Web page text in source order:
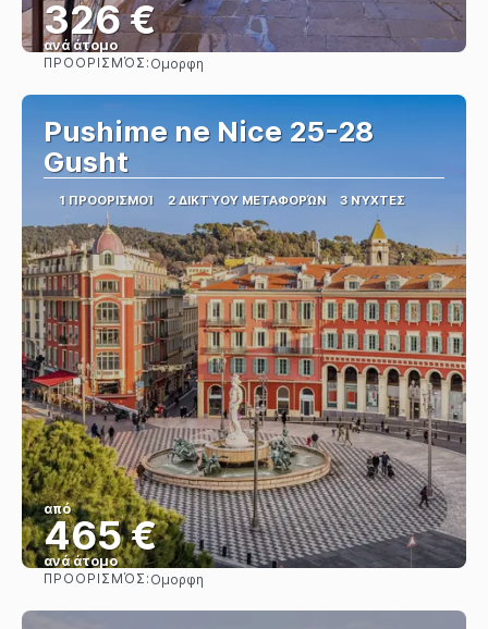
326 €
ανά άτομο
ΠΡΟΟΡΙΣΜΌΣ: Ομορφη
Pushime ne Nice 25-28
Gusht
1 ΠΡΟΟΡΙΣΜΟΊ 2 ΔΙΚΤΎΟΥ ΜΕΤΑΦΟΡΏΝ 3 ΝΎΧΤΕΣ
από
465 €
ανά άτομο
ΠΡΟΟΡΙΣΜΌΣ: Ομορφη